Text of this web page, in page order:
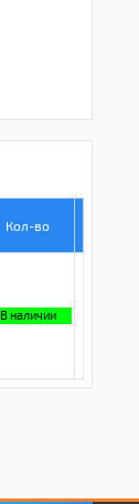
Кол-во
В наличии